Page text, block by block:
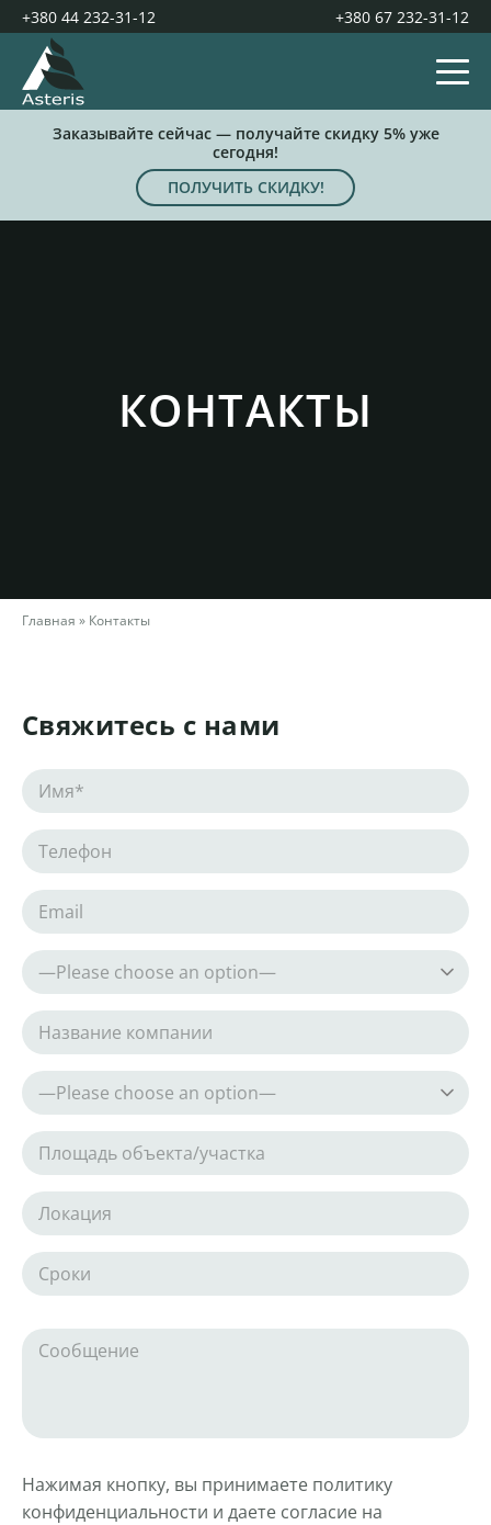
+380 44 232-31-12 +380 67 232-31-12
Заказывайте сейчас — получайте скидку 5% уже
сегодня!
ПОЛУЧИТЬ СКИДКУ!
КОНТАКТЫ
Главная » Контакты
Свяжитесь с нами
Нажимая кнопку, вы принимаете политику
конфиденциальности и даете согласие на